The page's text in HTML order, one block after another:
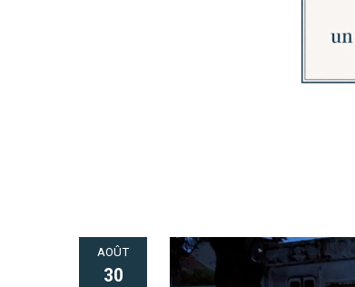
AOÛT
30